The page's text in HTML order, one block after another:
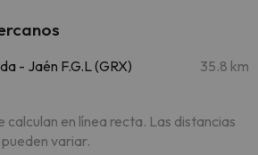
- Jaén F.G.L (GRX) 35.8 km
calculan en línea recta. Las distancias
variar.